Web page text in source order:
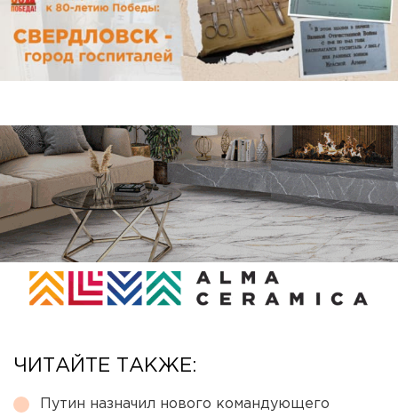
ЧИТАЙТЕ ТАКЖЕ:
Путин назначил нового командующего